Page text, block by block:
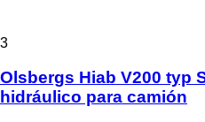
3
Olsbergs Hiab V200 typ
hidráulico para camión